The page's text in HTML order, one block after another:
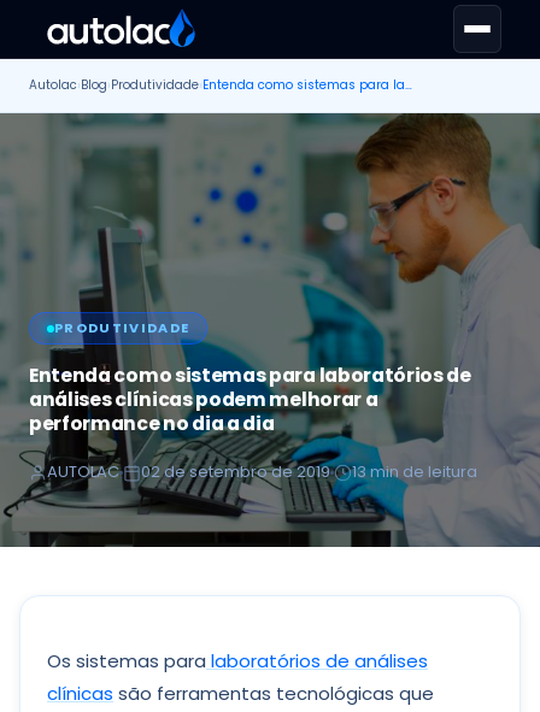
Autolac›Blog›Produtividade› Entenda como sistemas para laboratórios de análises clínicas podem melhorar a performance no dia a dia
PRODUTIVIDADE
Entenda como sistemas para laboratórios de
análises clínicas podem melhorar a
performance no dia a dia
AUTOLAC 02 de setembro de 2019 13 min de leitura
Os sistemas para laboratórios de análises
clínicas são ferramentas tecnológicas que